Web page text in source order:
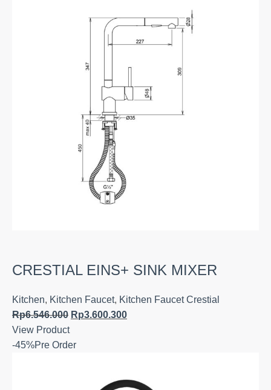
CRESTIAL EINS+ SINK MIXER
Kitchen, Kitchen Faucet, Kitchen Faucet Crestial
Rp6.546.000 Rp3.600.300
View Product
-45%Pre Order